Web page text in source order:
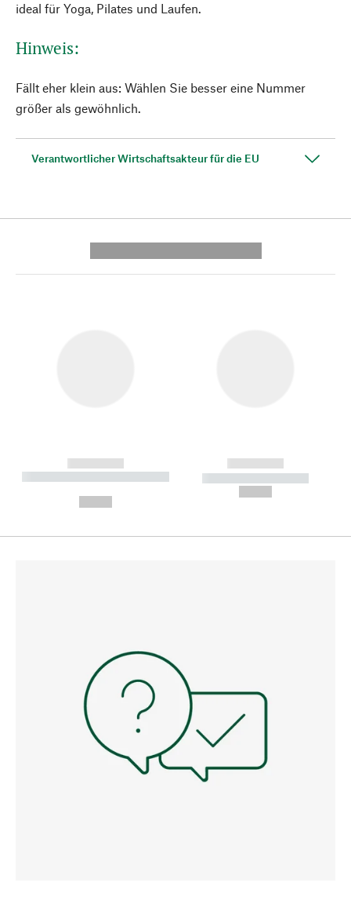
ideal für Yoga, Pilates und Laufen.
Hinweis:
Fällt eher klein aus: Wählen Sie besser eine Nummer
größer als gewöhnlich.
Verantwortlicher Wirtschaftsakteur für die EU
------------
----------- ----------- --------
------------
----------- -----------